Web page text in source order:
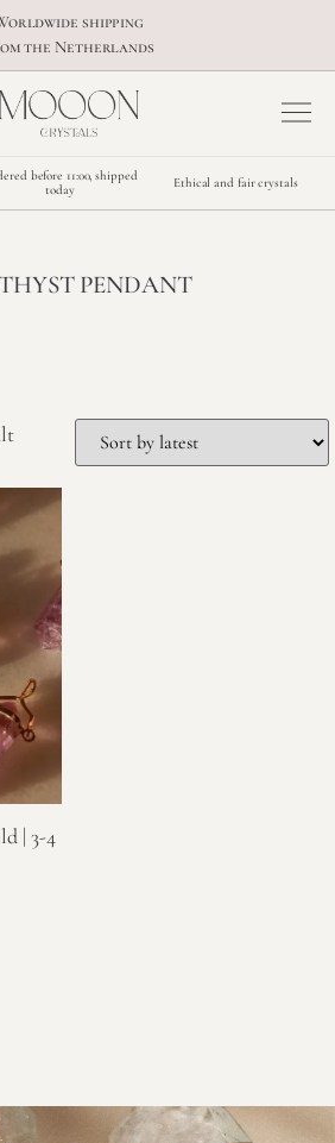
shipping
the Netherlands
before 11:00, shipped
today
Ethical and fair crystals
PENDANT
| 3-4